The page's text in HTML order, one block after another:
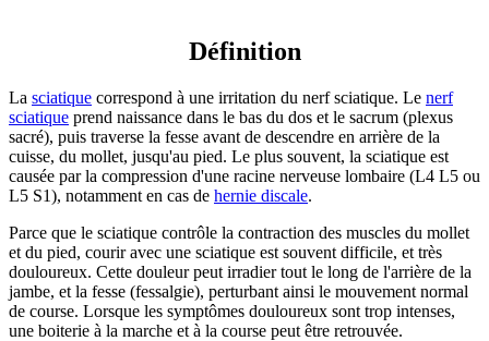
Définition
La sciatique correspond à une irritation du nerf sciatique. Le nerf
sciatique prend naissance dans le bas du dos et le sacrum (plexus
sacré), puis traverse la fesse avant de descendre en arrière de la
cuisse, du mollet, jusqu'au pied. Le plus souvent, la sciatique est
causée par la compression d'une racine nerveuse lombaire (L4 L5 ou
L5 S1), notamment en cas de hernie discale.
Parce que le sciatique contrôle la contraction des muscles du mollet
et du pied, courir avec une sciatique est souvent difficile, et très
douloureux. Cette douleur peut irradier tout le long de l'arrière de la
jambe, et la fesse (fessalgie), perturbant ainsi le mouvement normal
de course. Lorsque les symptômes douloureux sont trop intenses,
une boiterie à la marche et à la course peut être retrouvée.